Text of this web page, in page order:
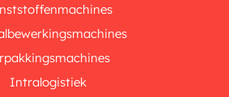
Intralogistiek